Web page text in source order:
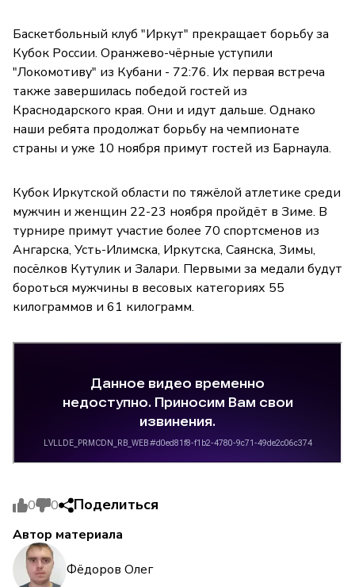
Баскетбольный клуб "Иркут" прекращает борьбу за
Кубок России. Оранжево-чёрные уступили
"Локомотиву" из Кубани - 72:76. Их первая встреча
также завершилась победой гостей из
Краснодарского края. Они и идут дальше. Однако
наши ребята продолжат борьбу на чемпионате
страны и уже 10 ноября примут гостей из Барнаула.
Кубок Иркутской области по тяжёлой атлетике среди
мужчин и женщин 22-23 ноября пройдёт в Зиме. В
турнире примут участие более 70 спортсменов из
Ангарска, Усть-Илимска, Иркутска, Саянска, Зимы,
посёлков Кутулик и Залари. Первыми за медали будут
бороться мужчины в весовых категориях 55
килограммов и 61 килограмм.
0 0 Поделиться
Автор материала
Фёдоров Олег